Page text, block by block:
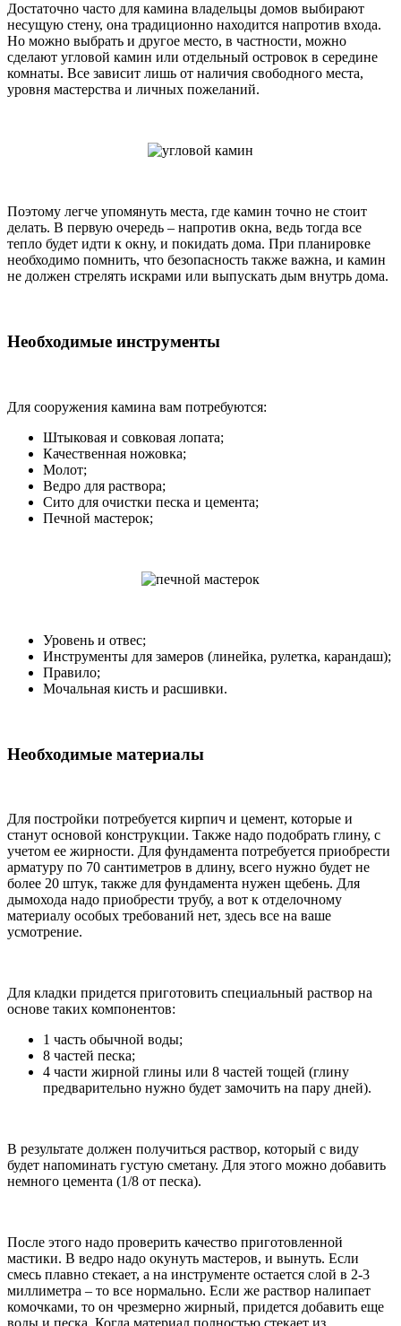
Достаточно часто для камина владельцы домов выбирают
несущую стену, она традиционно находится напротив входа.
Но можно выбрать и другое место, в частности, можно
сделают угловой камин или отдельный островок в середине
комнаты. Все зависит лишь от наличия свободного места,
уровня мастерства и личных пожеланий.
Поэтому легче упомянуть места, где камин точно не стоит
делать. В первую очередь – напротив окна, ведь тогда все
тепло будет идти к окну, и покидать дома. При планировке
необходимо помнить, что безопасность также важна, и камин
не должен стрелять искрами или выпускать дым внутрь дома.
Необходимые инструменты
Для сооружения камина вам потребуются:
Штыковая и совковая лопата;
Качественная ножовка;
Молот;
Ведро для раствора;
Сито для очистки песка и цемента;
Печной мастерок;
Уровень и отвес;
Инструменты для замеров (линейка, рулетка, карандаш);
Правило;
Мочальная кисть и расшивки.
Необходимые материалы
Для постройки потребуется кирпич и цемент, которые и
станут основой конструкции. Также надо подобрать глину, с
учетом ее жирности. Для фундамента потребуется приобрести
арматуру по 70 сантиметров в длину, всего нужно будет не
более 20 штук, также для фундамента нужен щебень. Для
дымохода надо приобрести трубу, а вот к отделочному
материалу особых требований нет, здесь все на ваше
усмотрение.
Для кладки придется приготовить специальный раствор на
основе таких компонентов:
1 часть обычной воды;
8 частей песка;
4 части жирной глины или 8 частей тощей (глину
предварительно нужно будет замочить на пару дней).
В результате должен получиться раствор, который с виду
будет напоминать густую сметану. Для этого можно добавить
немного цемента (1/8 от песка).
После этого надо проверить качество приготовленной
мастики. В ведро надо окунуть мастеров, и вынуть. Если
смесь плавно стекает, а на инструменте остается слой в 2-3
миллиметра – то все нормально. Если же раствор налипает
комочками, то он чрезмерно жирный, придется добавить еще